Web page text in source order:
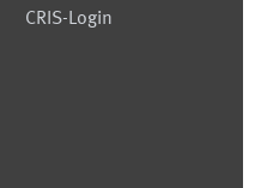
CRIS-Login